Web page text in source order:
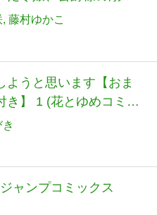
(ＦＬＯＳ ＣＯＭＩＣ)
藤村ゆかこ
ようと思います【おま
き】 1 (花とゆめコミッ
)
ャンプコミックス